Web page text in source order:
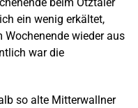
beim Ötztaler
ein wenig erkältet,
wieder aus
war die
so alte Mitterwallner